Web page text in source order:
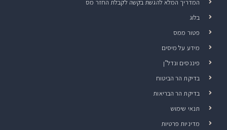
המדריך המלא להגשת בקשה לקבלת החזר מס
בלוג
פטור ממס
מידע על מיסים
פיננסים ונדל"ן
בדיקת הר הביטוח
בדיקת הר הבריאות
תנאי שימוש
מדיניות פרטיות